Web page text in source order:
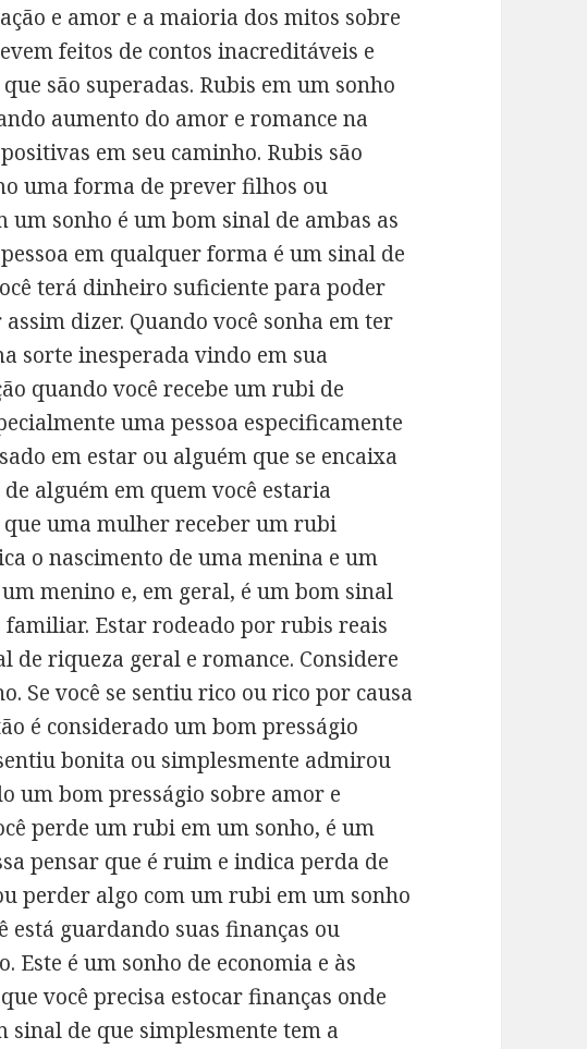
e amor e a maioria dos mitos sobre
feitos de contos inacreditáveis ​​e
são superadas. Rubis em um sonho
aumento do amor e romance na
em seu caminho. Rubis são
uma forma de prever filhos ou
um sonho é um bom sinal de ambas as
em qualquer forma é um sinal de
terá dinheiro suficiente para poder
dizer. Quando você sonha em ter
sorte inesperada vindo em sua
quando você recebe um rubi de
uma pessoa especificamente
em estar ou alguém que se encaixa
alguém em quem você estaria
uma mulher receber um rubi
o nascimento de uma menina e um
menino e, em geral, é um bom sinal
Estar rodeado por rubis reais
de riqueza geral e romance. Considere
Se você se sentiu rico ou rico por causa
é considerado um bom presságio
bonita ou simplesmente admirou
um bom presságio sobre amor e
perde um rubi em um sonho, é um
pensar que é ruim e indica perda de
perder algo com um rubi em um sonho
está guardando suas finanças ou
Este é um sonho de economia e às
você precisa estocar finanças onde
sinal de que simplesmente tem a